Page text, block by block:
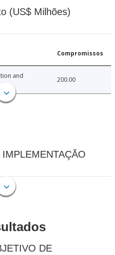
(US$ Milhões)
Compromissos
and
200.00
DE